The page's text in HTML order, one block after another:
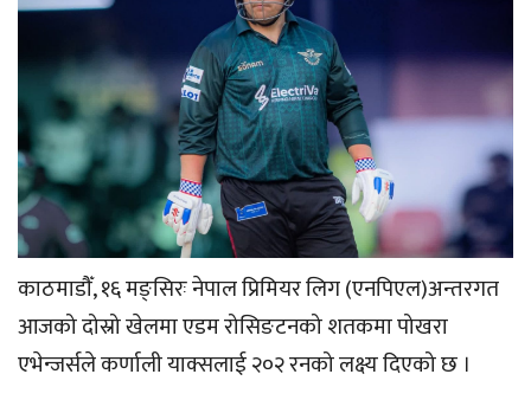
काठमाडौँ, १६ मङ्सिरः नेपाल प्रिमियर लिग (एनपिएल)अन्तरगत
आजको दोस्रो खेलमा एडम रोसिङटनको शतकमा पोखरा
एभेन्जर्सले कर्णाली याक्सलाई २०२ रनको लक्ष्य दिएको छ ।